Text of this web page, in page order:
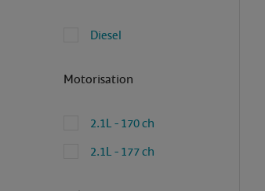
Diesel
Motorisation
2.1L - 170 ch
2.1L - 177 ch